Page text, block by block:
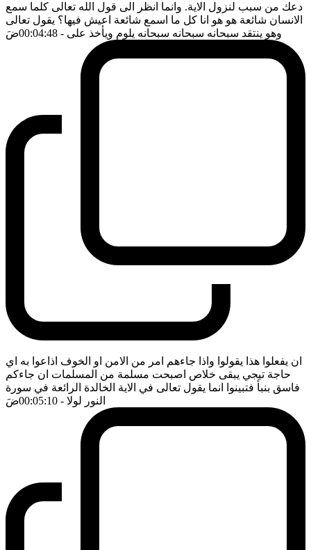
دعك من سبب لنزول الاية. وانما انظر الى قول الله تعالى كلما سمع
الانسان شائعة هو هو انا كل ما اسمع شائعة اعيش فيها؟ يقول تعالى
وهو ينتقد سبحانه سبحانه سبحانه يلوم ويأخذ على - 00:04:48 ضَ
ان يفعلوا هذا يقولوا واذا جاءهم امر من الامن او الخوف اذاعوا به اي
حاجة تيجي يبقى خلاص اصبحت مسلمة من المسلمات ان جاءكم
فاسق بنبأ فتبينوا انما يقول تعالى في الاية الخالدة الرائعة في سورة
النور لولا - 00:05:10 ضَ